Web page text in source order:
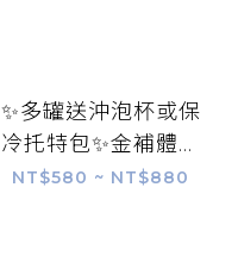
✨多罐送沖泡杯或保
冷托特包✨金補體素
(初乳A+/鉻100/關
NT$580 ~ NT$880